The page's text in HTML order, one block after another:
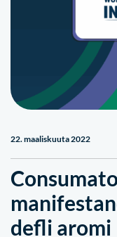
22. maaliskuuta 2022
defli aromi